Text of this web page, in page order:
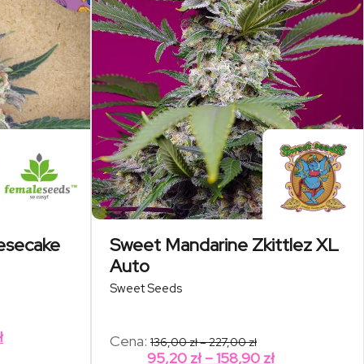
Zakres
Sweet Mandarine Zkittlez XL
Auto
Sweet Seeds
Cena: 136,00zł–227,00złZakres
cen:
95,20 zł –158,90 złZakres